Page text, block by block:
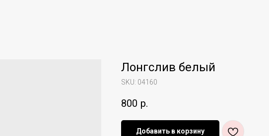
Лонгслив белый
SKU: 04160
800 р.
Добавить в корзину